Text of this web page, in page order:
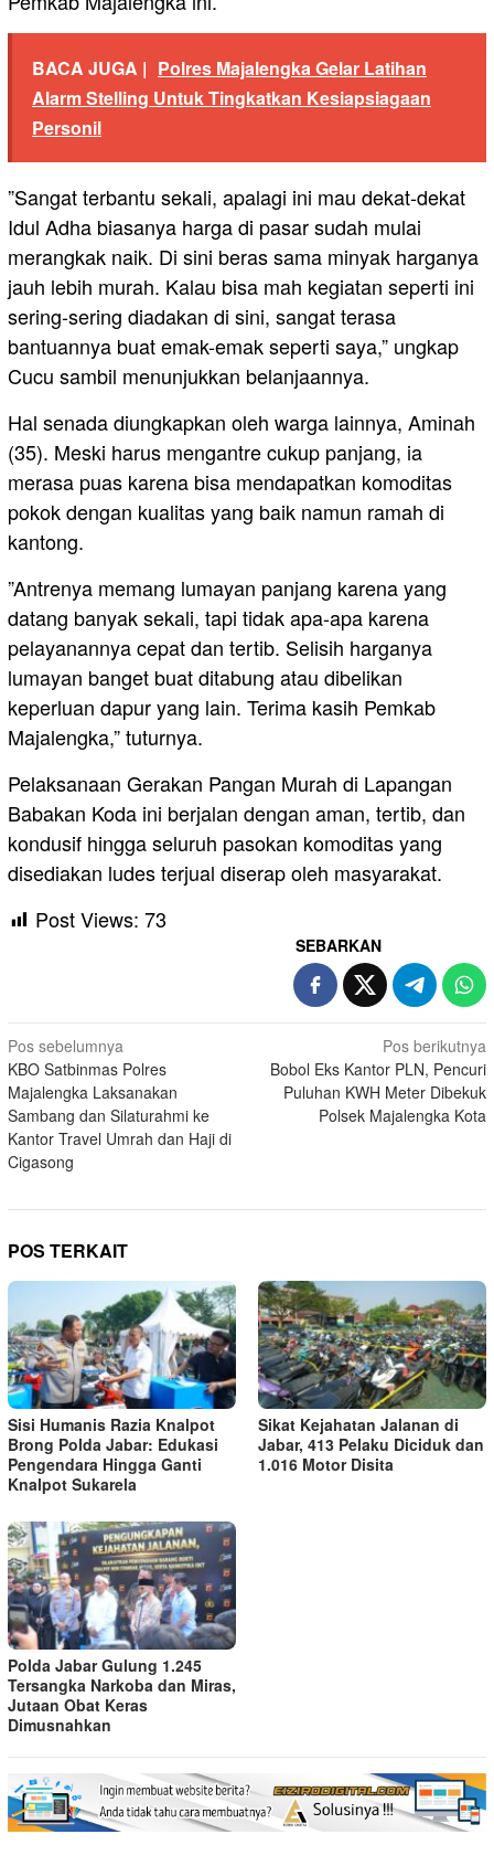
BACA JUGA | Polres Majalengka Gelar Latihan
Alarm Stelling Untuk Tingkatkan Kesiapsiagaan
Personil
​”Sangat terbantu sekali, apalagi ini mau dekat-dekat
Idul Adha biasanya harga di pasar sudah mulai
merangkak naik. Di sini beras sama minyak harganya
jauh lebih murah. Kalau bisa mah kegiatan seperti ini
sering-sering diadakan di sini, sangat terasa
bantuannya buat emak-emak seperti saya,” ungkap
Cucu sambil menunjukkan belanjaannya.
​Hal senada diungkapkan oleh warga lainnya, Aminah
(35). Meski harus mengantre cukup panjang, ia
merasa puas karena bisa mendapatkan komoditas
pokok dengan kualitas yang baik namun ramah di
kantong.
​”Antrenya memang lumayan panjang karena yang
datang banyak sekali, tapi tidak apa-apa karena
pelayanannya cepat dan tertib. Selisih harganya
lumayan banget buat ditabung atau dibelikan
keperluan dapur yang lain. Terima kasih Pemkab
Majalengka,” tuturnya.
​Pelaksanaan Gerakan Pangan Murah di Lapangan
Babakan Koda ini berjalan dengan aman, tertib, dan
kondusif hingga seluruh pasokan komoditas yang
disediakan ludes terjual diserap oleh masyarakat.
Post Views: 73
SEBARKAN
Navigasi
pos
Pos sebelumnya
KBO Satbinmas Polres
Majalengka Laksanakan
Sambang dan Silaturahmi ke
Kantor Travel Umrah dan Haji di
Cigasong
Pos berikutnya
Bobol Eks Kantor PLN, Pencuri
Puluhan KWH Meter Dibekuk
Polsek Majalengka Kota
POS TERKAIT
Sisi Humanis Razia Knalpot
Brong Polda Jabar: Edukasi
Pengendara Hingga Ganti
Knalpot Sukarela
Sikat Kejahatan Jalanan di
Jabar, 413 Pelaku Diciduk dan
1.016 Motor Disita
Polda Jabar Gulung 1.245
Tersangka Narkoba dan Miras,
Jutaan Obat Keras
Dimusnahkan